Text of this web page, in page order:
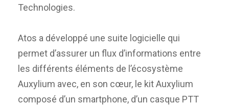
Technologies.
Atos a développé une suite logicielle qui
permet d’assurer un flux d’informations entre
les différents éléments de l’écosystème
Auxylium avec, en son cœur, le kit Auxylium
composé d’un smartphone, d’un casque PTT